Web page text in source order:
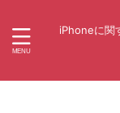
iPhoneに関